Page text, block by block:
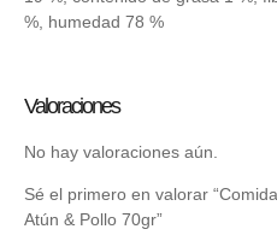
%, humedad 78 %
Valoraciones
No hay valoraciones aún.
Sé el primero en valorar
Atún & Pollo 70gr”